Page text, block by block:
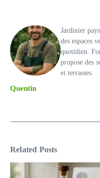
Quentin
Jardinier
des espaces
quotidien.
propose des
et terrasses.
Related Posts